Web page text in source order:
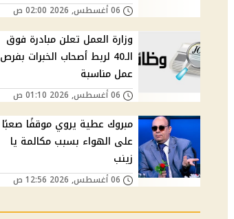
06 أغسطس, 2026 02:00 ص
وزارة العمل تعلن مبادرة فوق
الـ40 لربط أصحاب الخبرات بفرص
عمل مناسبة
06 أغسطس, 2026 01:10 ص
مبروك عطية يروي موقفًا صعبًا
على الهواء بسبب مكالمة يا
زينب
06 أغسطس, 2026 12:56 ص